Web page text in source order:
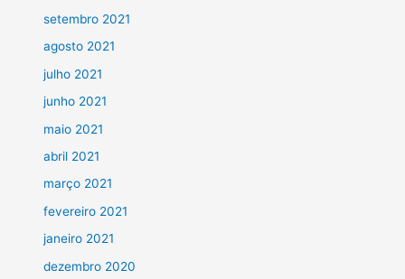
setembro 2021
agosto 2021
julho 2021
junho 2021
maio 2021
abril 2021
março 2021
fevereiro 2021
janeiro 2021
dezembro 2020